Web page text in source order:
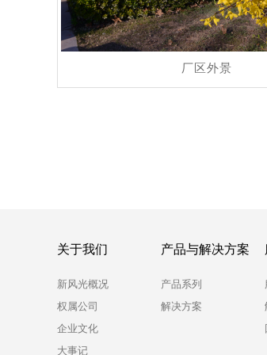
厂区外景
关于我们
新风光概况
权属公司
企业文化
大事记
产品与解决方案
产品系列
解决方案